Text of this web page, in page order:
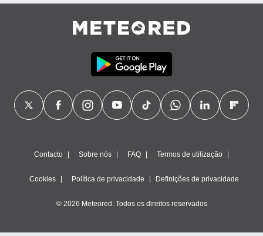
Contacto Sobre nós FAQ Termos de utilização
Cookies Política de privacidade Definições de privacidade
© 2026 Meteored. Todos os direitos reservados